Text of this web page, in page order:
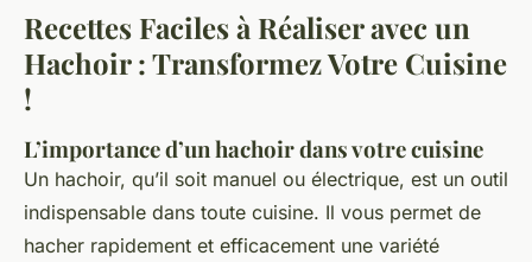
Recettes Faciles à Réaliser avec un
Hachoir : Transformez Votre Cuisine
!
L’importance d’un hachoir dans votre cuisine
Un hachoir, qu’il soit manuel ou électrique, est un outil
indispensable dans toute cuisine. Il vous permet de
hacher rapidement et efficacement une variété